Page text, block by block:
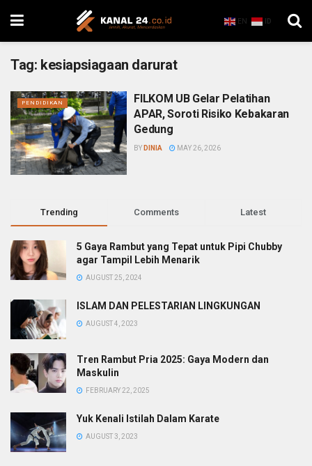
EN ID
Tag: kesiapsiagaan darurat
PENDIDIKAN
FILKOM UB Gelar Pelatihan
APAR, Soroti Risiko Kebakaran
Gedung
BY DINIA MAY 26, 2026
Trending Comments Latest
5 Gaya Rambut yang Tepat untuk Pipi Chubby
agar Tampil Lebih Menarik
AUGUST 25, 2024
ISLAM DAN PELESTARIAN LINGKUNGAN
AUGUST 4, 2023
Tren Rambut Pria 2025: Gaya Modern dan
Maskulin
FEBRUARY 22, 2025
Yuk Kenali Istilah Dalam Karate
AUGUST 3, 2023